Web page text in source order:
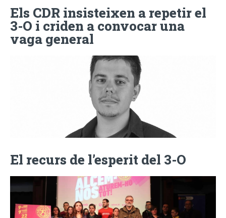
Els CDR insisteixen a repetir el
3-O i criden a convocar una
vaga general
El recurs de l’esperit del 3-O